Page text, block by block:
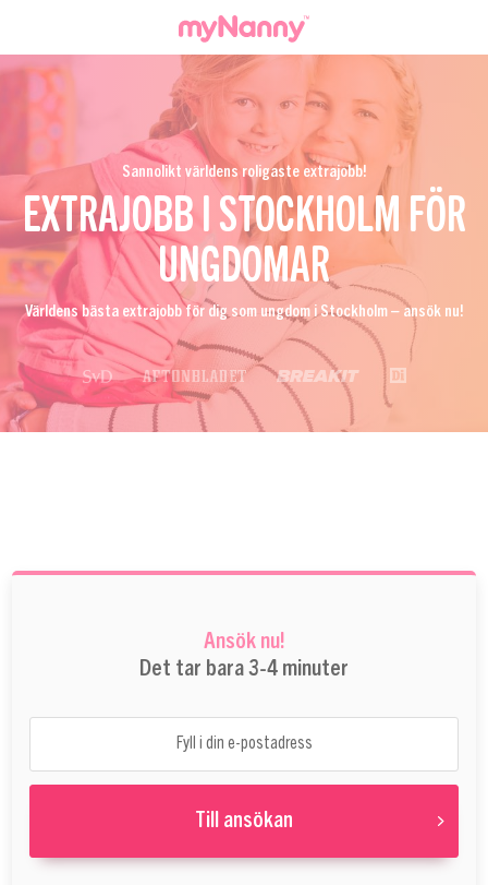
Sannolikt världens roligaste extrajobb!
EXTRAJOBB I STOCKHOLM FÖR
UNGDOMAR
Världens bästa extrajobb för dig som ungdom i Stockholm – ansök nu!
Ansök nu!
Det tar bara 3-4 minuter
Till ansökan